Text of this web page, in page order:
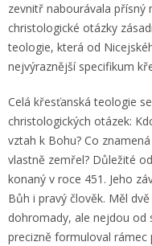
zevnitř nabourávala přísný
christologické otázky
teologie, která od
nejvýraznější specifikum
Celá křesťanská teologie
christologických otázek:
vztah k Bohu? Co
vlastně zemřel? Důležité
konaný v roce 451. Jeho
Bůh i pravý člověk. Měl
dohromady, ale nejdou od
precizně formuloval rámec